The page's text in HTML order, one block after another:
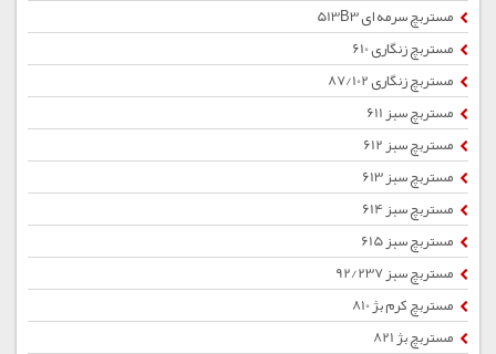
مستربچ سرمه ای 513B3
مستربچ زنگاری 610
مستربچ زنگاری 87/102
مستربچ سبز 611
مستربچ سبز 612
مستربچ سبز 613
مستربچ سبز 614
مستربچ سبز 615
مستربچ سبز 92/237
مستربچ کرم بژ 810
مستربچ بژ 821